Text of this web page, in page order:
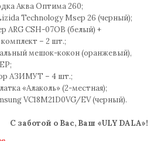
Аква Оптима 260;
Technology Msep 26 (черный);
ARG CSH-07OB (белый) +
– 2 шт.;
мешок-кокон (оранжевый),
АЗИМУТ – 4 шт.;
«Алаколь» (2-местная);
VC18M21D0VG/EV (черный).
С заботой о Вас, Ваш «ULY DALA»!